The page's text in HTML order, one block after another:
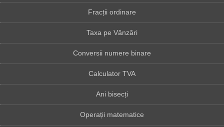
Fracții ordinare
Taxa pe Vânzări
Conversii numere binare
Calculator TVA
Ani bisecți
Operații matematice